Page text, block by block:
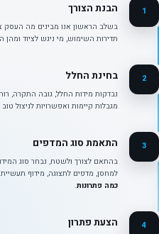
1 הבנת הצורך
בשלב הראשון אנו מבינים מה
תדירות השימוש, מי ניגש לציוד
2 בחינת החלל
נבדקות מידות החלל, גובה התקרה,
מגבלות קיימות ואפשרויות לניצול
3 התאמת סוג המדפים
בהתאם לצורך ולשטח, נבחר סוג
למחסן, מדפים לתצוגה, מידוף
כמה פתרונות.
4 הצעת פתרון